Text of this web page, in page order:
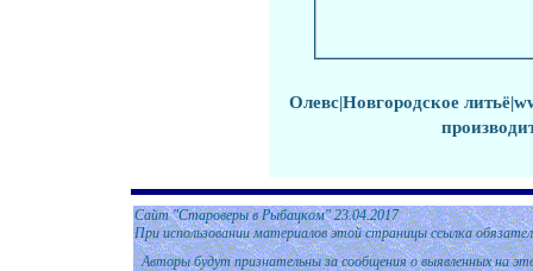
Олевс|Новгородское литьё
Сайт"Староверы в Рыбацком" 23.04.2017
При использовании материалов этой страницы ссылка
Авторы будут признательны за сообщения о выявленных на